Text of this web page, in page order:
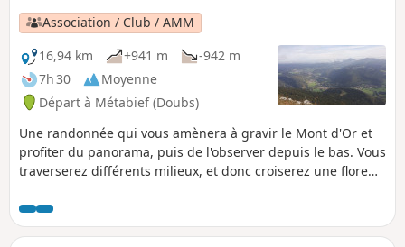
Neufs.Association / Club / AMM
16,94 km
+941 m
-942 m
7h 30
Moyenne
Départ à Métabief (Doubs)
Une randonnée qui vous amènera à gravir le Mont d'Or et
profiter du panorama, puis de l'observer depuis le bas. Vous
traverserez différents milieux, et donc croiserez une flore